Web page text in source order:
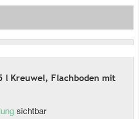
l Kreuwel, Flachboden mit
sichtbar